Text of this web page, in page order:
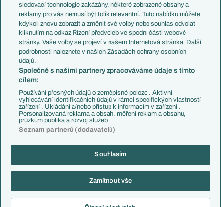
Přestupy
Přestupové spekulace
Zranění
Kluby
Arsenal FC
Chelsea FC
Manchester United
AC Milán
Juventus FC
Bayern Mnichov
FC Barcelona
Real Madrid
Přestupy
Zápasy
Livescore
Tipovací soutěž
Copyright © 2001-2026 EuroFotbal.cz. Využíváme zpravodajství ČTK.
Informace o zpracování osobních údajů
sledovací technologie zakázány, některé zobrazené obsahy a
reklamy pro vás nemusí být tolik relevantní. Tuto nabídku můžete
kdykoli znovu zobrazit a změnit své volby nebo souhlas odvolat
kliknutím na odkaz Řízení předvoleb ve spodní části webové
stránky. Vaše volby se projeví v našem Internetová stránka. Další
podrobnosti naleznete v našich Zásadách ochrany osobních
údajů.
Společně s našimi partnery zpracováváme údaje s tímto
cílem:
Používání přesných údajů o zeměpisné poloze . Aktivní
vyhledávání identifikačních údajů v rámci specifických vlastností
zařízení . Ukládání a/nebo přístup k informacím v zařízení .
Personalizovaná reklama a obsah, měření reklam a obsahu,
průzkum publika a rozvoj služeb .
Seznam partnerů (dodavatelů)
Souhlasím
Zamítnout vše